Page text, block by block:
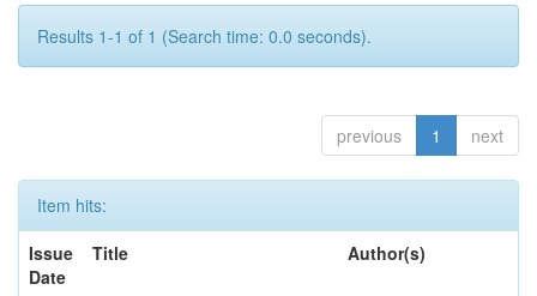
Results 1-1 of 1 (Search time: 0.0 seconds).
previous 1 next
Item hits:
Issue
Date
Title Author(s)